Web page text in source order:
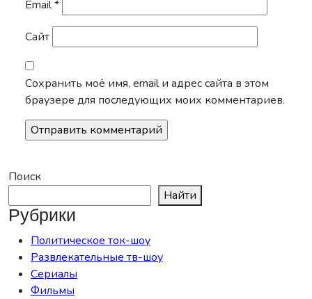
Email*
Сайт
Сохранить моё имя, email и адрес сайта в этом
браузере для последующих моих комментариев.
Поиск
Найти
Рубрики
Политическое ток-шоу
Развлекательные тв-шоу
Сериалы
Фильмы